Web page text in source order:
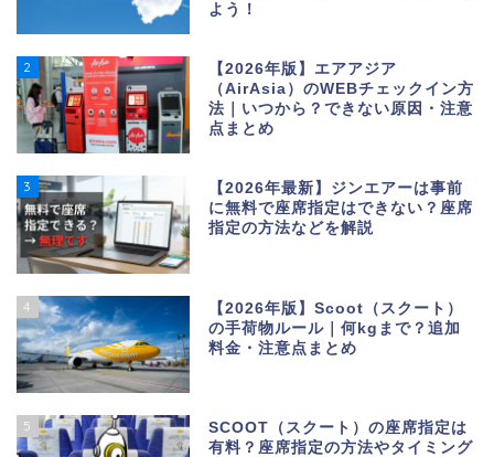
よう！
2
【2026年版】エアアジア
（AirAsia）のWEBチェックイン方
法｜いつから？できない原因・注意
点まとめ
3
【2026年最新】ジンエアーは事前
に無料で座席指定はできない？座席
指定の方法などを解説
4
【2026年版】Scoot（スクート）
の手荷物ルール｜何kgまで？追加
料金・注意点まとめ
5
SCOOT（スクート）の座席指定は
有料？座席指定の方法やタイミング